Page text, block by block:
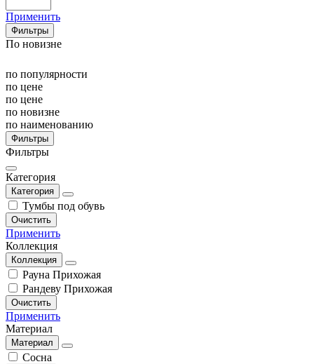
Применить
Фильтры
По новизне
по популярности
по цене
по цене
по новизне
по наименованию
Фильтры
Фильтры
Категория
Категория
Тумбы под обувь
Очистить
Применить
Коллекция
Коллекция
Рауна Прихожая
Рандеву Прихожая
Очистить
Применить
Материал
Материал
Сосна